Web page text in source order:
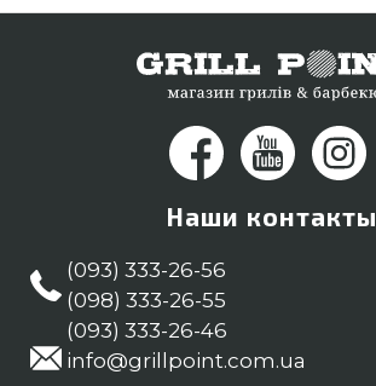
Наши контакты
(093) 333-26-56
(098) 333-26-55
(093) 333-26-46
info@grillpoint.com.ua